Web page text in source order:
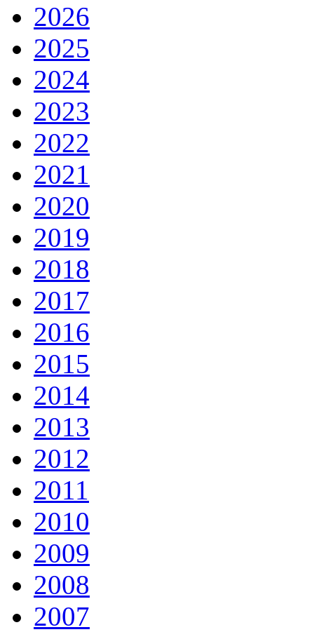
2026
2025
2024
2023
2022
2021
2020
2019
2018
2017
2016
2015
2014
2013
2012
2011
2010
2009
2008
2007